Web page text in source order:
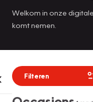
Welkom in onze
komt nemen.
Filteren